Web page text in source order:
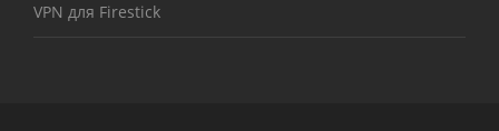
VPN для Firestick